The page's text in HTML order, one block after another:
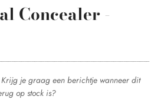
Concealer -
je graag een berichtje wanneer dit
op stock is?